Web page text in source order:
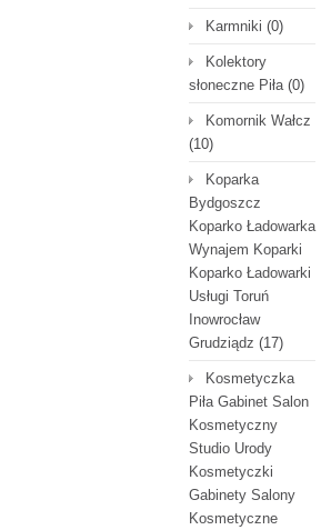
Karmniki (0)
Kolektory
słoneczne Piła(0)
Komornik Wałcz
(10)
Koparka
Bydgoszcz
Koparko Ładowarka
Wynajem Koparki
Koparko Ładowarki
Usługi Toruń
Inowrocław
Grudziądz (17)
Kosmetyczka
Piła Gabinet Salon
Kosmetyczny
Studio Urody
Kosmetyczki
Gabinety Salony
Kosmetyczne